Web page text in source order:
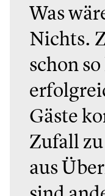
Was
Nichts.
schon
Gäste
Zufall
aus